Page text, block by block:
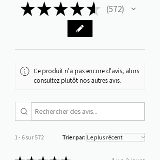
★★★★★ 572
572
Ce produit n'a pas encore d'avis, alors
consultez plutôt nos autres avis.
1 - 6 sur 572 Trier par: